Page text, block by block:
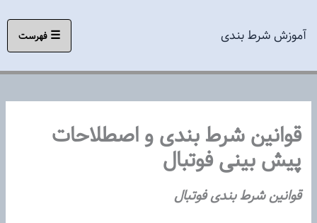
محتواآموزش شرط بندی ☰ فهرست
قوانین شرط بندی و اصطلاحات
پیش بینی فوتبال
قوانین شرط بندی فوتبال